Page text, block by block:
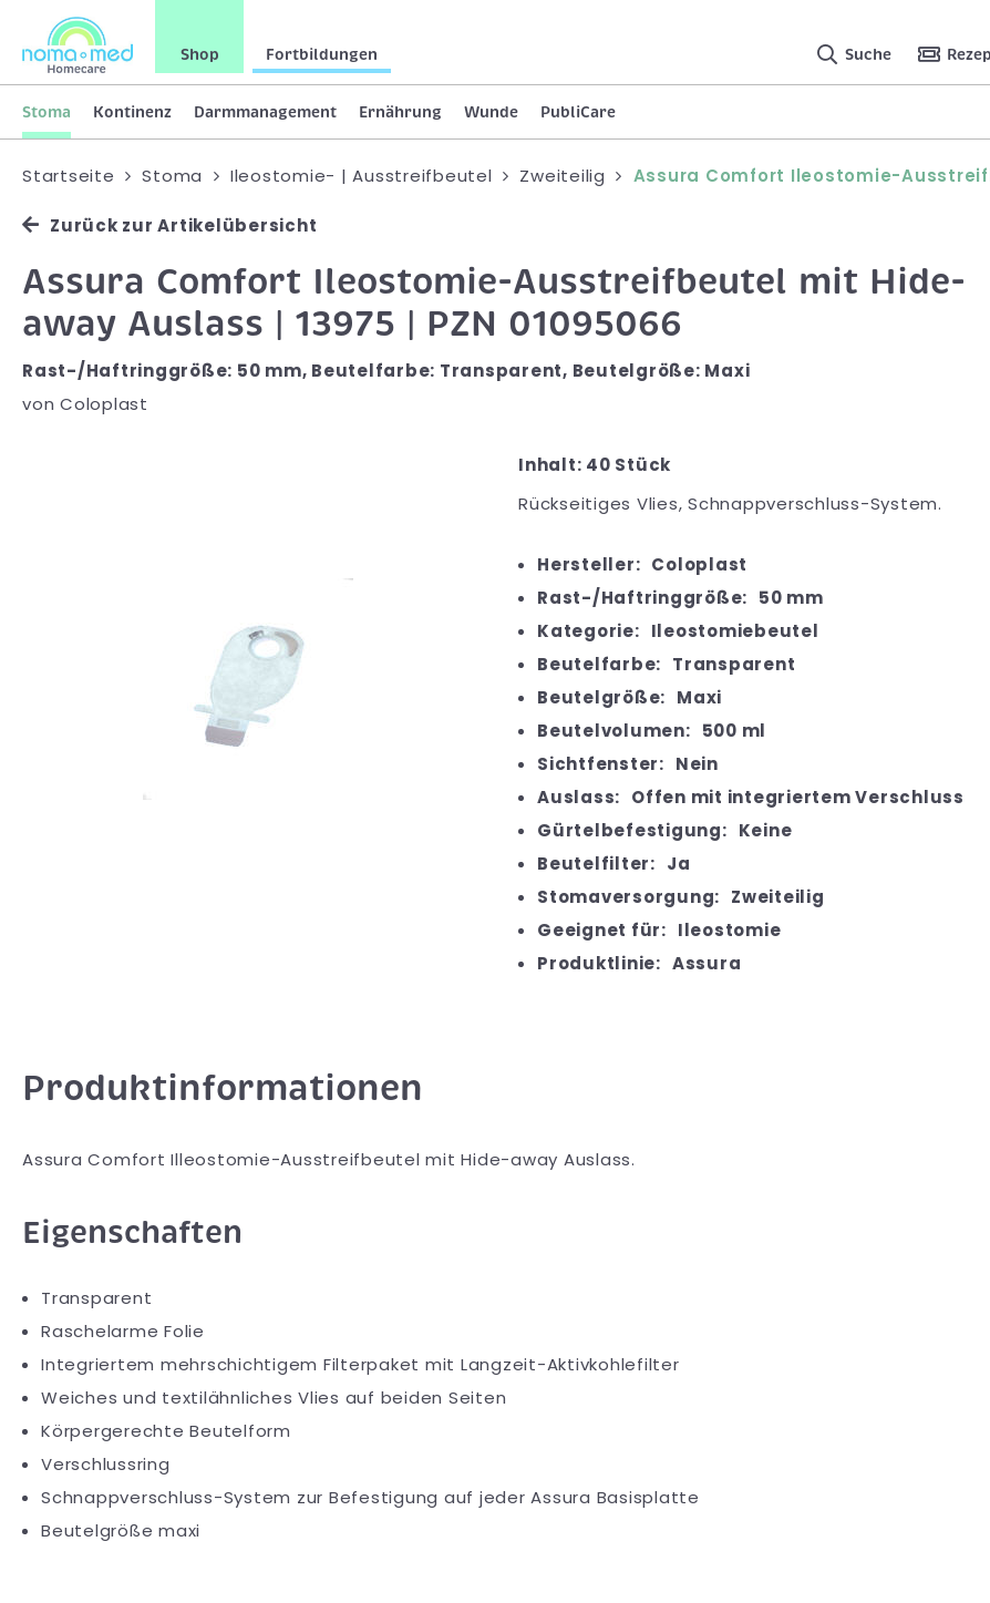
Shop Fortbildungen Suche
Stoma Kontinenz Darmmanagement Ernährung Wunde PubliCare
Startseite Stoma Ileostomie- | Ausstreifbeutel Zweiteilig Assura Comfort Ileostomie-
Zurück zur Artikelübersicht
Assura Comfort Ileostomie-Ausstreifbeutel mit Hide-
away Auslass | 13975 | PZN 01095066
Rast-/Haftringgröße: 50 mm, Beutelfarbe: Transparent, Beutelgröße: Maxi
von Coloplast
Inhalt: 40 Stück
Rückseitiges Vlies, Schnappverschluss-System.
Hersteller: Coloplast
Rast-/Haftringgröße: 50 mm
Kategorie: Ileostomiebeutel
Beutelfarbe: Transparent
Beutelgröße: Maxi
Beutelvolumen: 500 ml
Sichtfenster: Nein
Auslass: Offen mit integriertem Verschluss
Gürtelbefestigung: Keine
Beutelfilter: Ja
Stomaversorgung: Zweiteilig
Geeignet für: Ileostomie
Produktlinie: Assura
Produktinformationen
Assura Comfort Illeostomie-Ausstreifbeutel mit Hide-away Auslass.
Eigenschaften
Transparent
Raschelarme Folie
Integriertem mehrschichtigem Filterpaket mit Langzeit-Aktivkohlefilter
Weiches und textilähnliches Vlies auf beiden Seiten
Körpergerechte Beutelform
Verschlussring
Schnappverschluss-System zur Befestigung auf jeder Assura Basisplatte
Beutelgröße maxi